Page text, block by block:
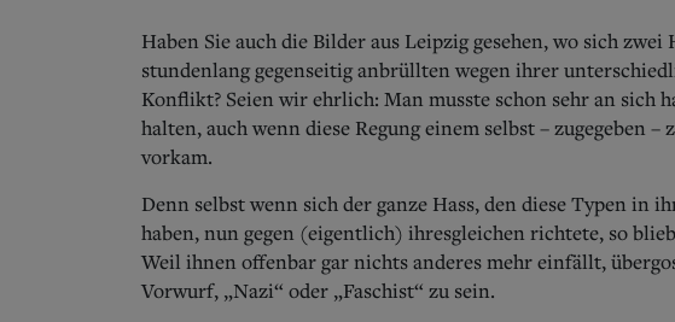
Haben Sie auch die Bilder aus Leipzig gesehen, wo sich
stundenlang gegenseitig anbrüllten wegen ihrer
Konflikt? Seien wir ehrlich: Man musste schon sehr an sich
halten, auch wenn diese Regung einem selbst – zugegeben
vorkam.
Denn selbst wenn sich der ganze Hass, den diese Typen in
haben, nun gegen (eigentlich) ihresgleichen richtete, so
Weil ihnen offenbar gar nichts anderes mehr einfällt,
Vorwurf, „Nazi“ oder „Faschist“ zu sein.